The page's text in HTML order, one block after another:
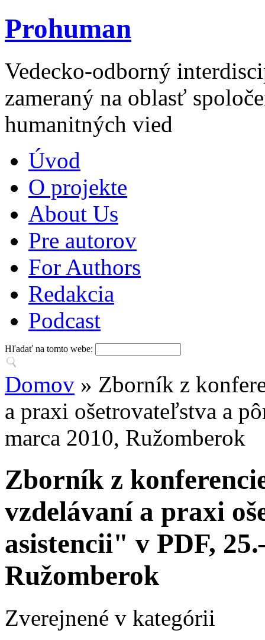
Prohuman
Vedecko-odborný
zameraný na oblasť
humanitných vied
Úvod
O projekte
About Us
Pre autorov
For Authors
Redakcia
Podcast
Hľadať na tomto webe:
Domov » Zborník z
a praxi ošetrovateľstva a
marca 2010, Ružomberok
Zborník z
vzdelávaní a praxi
asistencii" v PDF,
Ružomberok
Zverejnené v kategórii